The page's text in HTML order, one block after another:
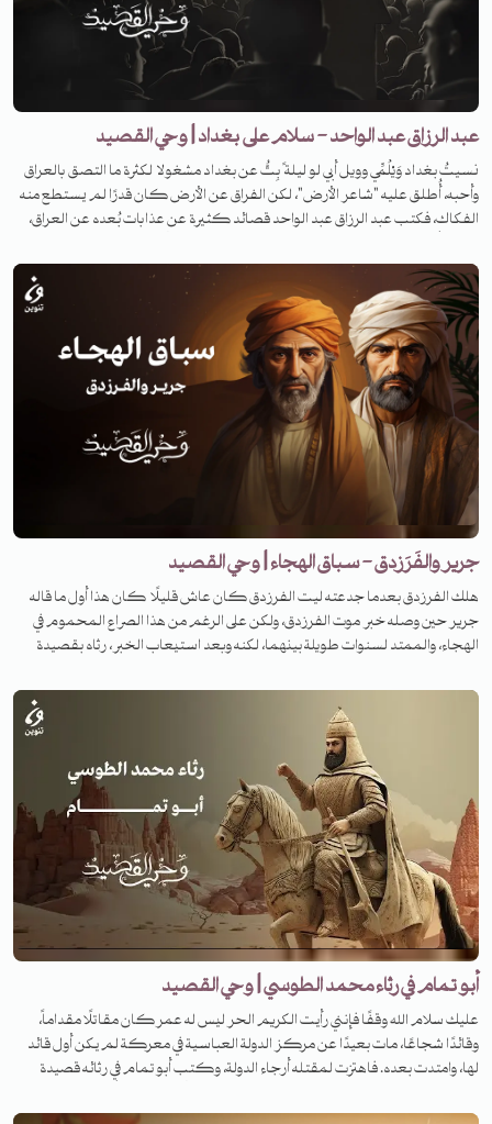
عبد الرزاق عبد الواحد - سلام على بغداد | وحي القصيد
نسيتُ بغداد وَيْلُمِّي وويل أبي لو ليلة ً بِتُّ عن بغداد مشغولا لكثرة ما التصق بالعراق
وأحبه، أُطلق عليه "شاعر الأرض"، لكن الفراق عن الأرض كان قدرًا لم يستطع منه
الفكاك، فكتب عبد الرزاق عبد الواحد قصائد كثيرة عن عذابات بُعده عن العراق،
جرير والفَرَزدق - سباق الهجاء | وحي القصيد
هلك الفرزدق بعدما جدعته ليت الفرزدق كان عاش قليلًا كان هذا أول ما قاله
جرير حين وصله خبر موت الفرزدق، ولكن على الرغم من هذا الصراع المحموم في
الهجاء، والممتد لسنوات طويلة بينهما، لكنه وبعد استيعاب الخبر، رثاه بقصيدة
بودكاست في برنامج وحي القصيد.
أبو تمام في رثاء محمد الطوسي | وحي القصيد
عليك سلام الله وقفًا فإنني رأيت الكريم الحر ليس له عمر كان مقاتلًا مقداماً،
وقائدًا شجاعًا، مات بعيدًا عن مركز الدولة العباسية في معركة لم يكن أول قائد
لها، وامتدت بعده. فاهتزت لمقتله أرجاء الدولة، وكتب أبو تمام في رثائه قصيدة
القصيدة؟ لمعرفة القصة تابعونا على منصات تنوين بودكاست في برنامج وحي